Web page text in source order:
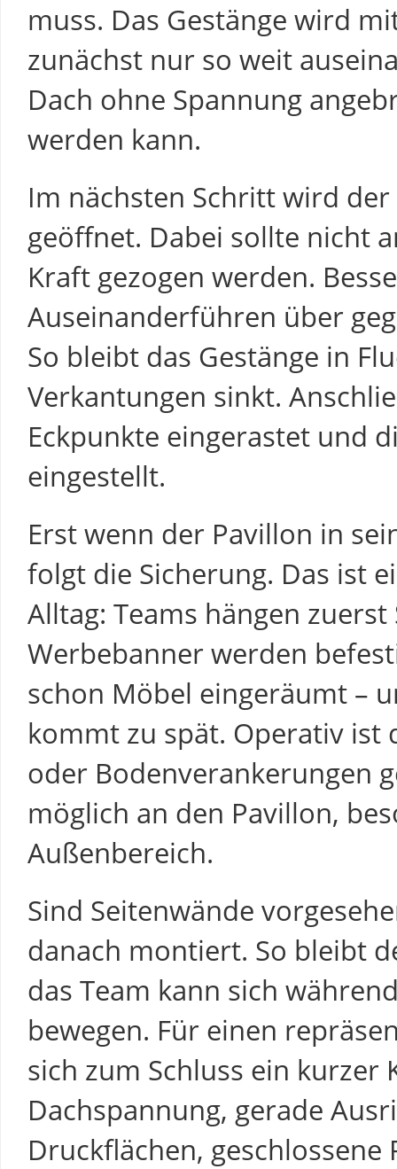
muss. Das Gestänge wird
zunächst nur so weit
Dach ohne Spannung
werden kann.
Im nächsten Schritt wird
geöffnet. Dabei sollte nicht
Kraft gezogen werden.
Auseinanderführen über
So bleibt das Gestänge in
Verkantungen sinkt.
Eckpunkte eingerastet und
eingestellt.
Erst wenn der Pavillon in
folgt die Sicherung. Das ist
Alltag: Teams hängen
Werbebanner werden
schon Möbel eingeräumt –
kommt zu spät. Operativ ist
oder Bodenverankerungen
möglich an den Pavillon,
Außenbereich.
Sind Seitenwände
danach montiert. So bleibt
das Team kann sich
bewegen. Für einen
sich zum Schluss ein kurzer
Dachspannung, gerade
Druckflächen, geschlossene